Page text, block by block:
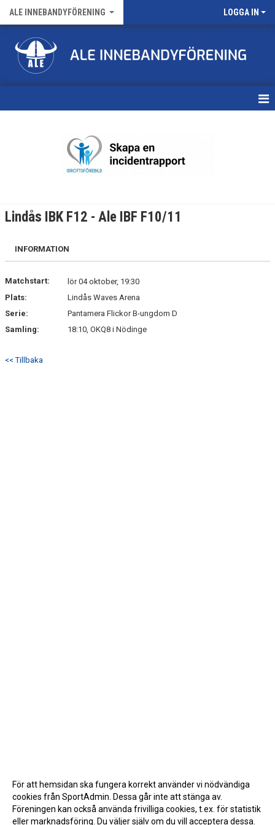
ALE INNEBANDYFÖRENING LOGGA IN
FÖRENINGENS MATCHER
Lindås IBK F12 - Ale IBF F10/11
INFORMATION
Matchstart:
lör 04 oktober, 19:30
Plats:
Lindås Waves Arena
Serie:
Pantamera Flickor B-ungdom D
Samling:
18:10, OKQ8 i Nödinge
<< Tillbaka
För att hemsidan ska fungera korrekt använder vi nödvändiga
cookies från SportAdmin. Dessa går inte att stänga av.
Föreningen kan också använda frivilliga cookies, t.ex. för statistik
eller marknadsföring. Du väljer själv om du vill acceptera dessa.